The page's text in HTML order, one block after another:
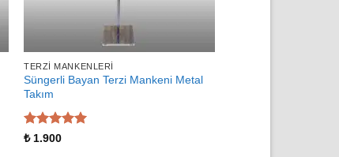
TERZI MANKENLERI
Süngerli Bayan Terzi Mankeni Metal
Takım
5 üzerinden
₺1.900